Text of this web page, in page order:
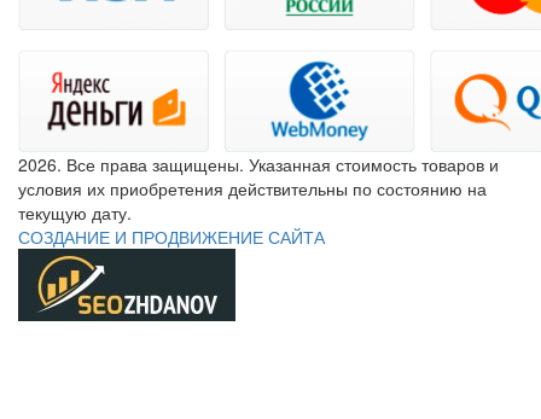
2026. Все права защищены. Указанная стоимость товаров и
условия их приобретения действительны по состоянию на
текущую дату.
СОЗДАНИЕ И ПРОДВИЖЕНИЕ САЙТА